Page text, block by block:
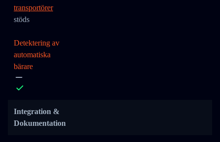
transportörer
stöds
Detektering av
automatiska
bärare
Integration &
Dokumentation